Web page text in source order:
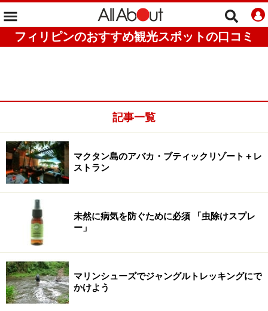
フィリピンのおすすめ観光スポットの口コミ
記事一覧
マクタン島のアバカ・ブティックリゾート＋レ
ストラン
未然に病気を防ぐために必須 「虫除けスプレ
ー」
マリンシューズでジャングルトレッキングにで
かけよう